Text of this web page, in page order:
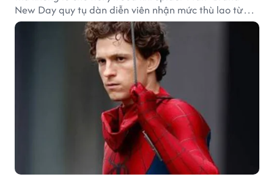
New Day quy tụ dàn diễn viên nhận mức thù lao từ
hàng chục đến hàng trăm tỷ đồng. Thành công phòng
vé của bộ phim cũng giúp nhiều ngôi sao sở hữu khoản
thu nhập đáng mơ ước.